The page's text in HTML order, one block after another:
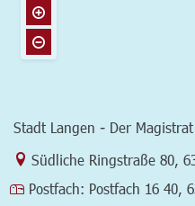
Stadt Langen - Der Magistrat
Link zur Google-Maps
Südliche Ringstraße 80
Postfach: Postfach 16 40,